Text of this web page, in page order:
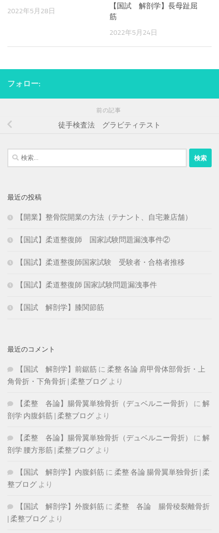
2022年5月28日
【国試 解剖学】長母趾屈
筋
2022年5月24日
フォロー:
前の記事
徒手検査法 グラビティテスト
検
索:
最近の投稿
【開業】整骨院開業の方法（テナント、自宅兼店舗）
【国試】柔道整復師 国家試験問題漏洩事件②
【国試】柔道整復師国家試験 受験者・合格者推移
【国試】柔道整復師 国家試験問題漏洩事件
【国試 解剖学】膝関節筋
最近のコメント
【国試 解剖学】前鋸筋 に 柔整 各論 肩甲骨体部骨折・上
角骨折・下角骨折 | 柔整ブログ より
【柔整 各論】腸骨翼単独骨折（デュベルニー骨折） に 解
剖学 内腹斜筋 | 柔整ブログ より
【柔整 各論】腸骨翼単独骨折（デュベルニー骨折） に 解
剖学 腰方形筋 | 柔整ブログ より
【国試 解剖学】内腹斜筋 に 柔整 各論 腸骨翼単独骨折 | 柔
整ブログ より
【国試 解剖学】外腹斜筋 に 柔整 各論 腸骨稜裂離骨折
| 柔整ブログ より